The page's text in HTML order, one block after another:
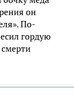
он
По-
гордую
смерти